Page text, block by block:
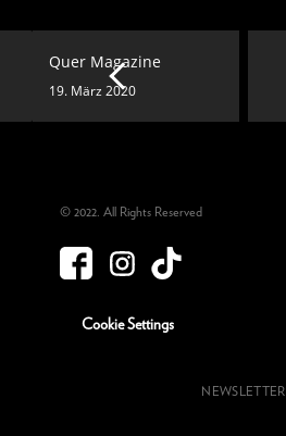
Quer Magazine
19. März 2020
© 2022. All Rights Reserved
Cookie Settings
NEWSLETTER